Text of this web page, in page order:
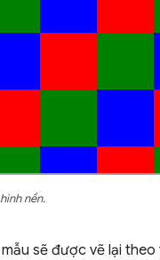
nền.
sẽ được vẽ lại